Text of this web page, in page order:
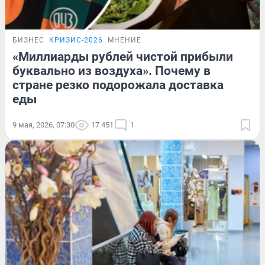
БИЗНЕС КРИЗИС-2026 МНЕНИЕ
«Миллиарды рублей чистой прибыли
буквально из воздуха». Почему в
стране резко подорожала доставка
еды
9 мая, 2026, 07:30 17 451 1